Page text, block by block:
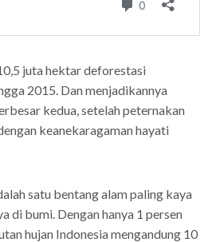
juta hektar deforestasi
2015. Dan menjadikannya
kedua, setelah peternakan
keanekaragaman hayati
satu bentang alam paling kaya
di bumi. Dengan hanya 1 persen
hujan Indonesia mengandung 10